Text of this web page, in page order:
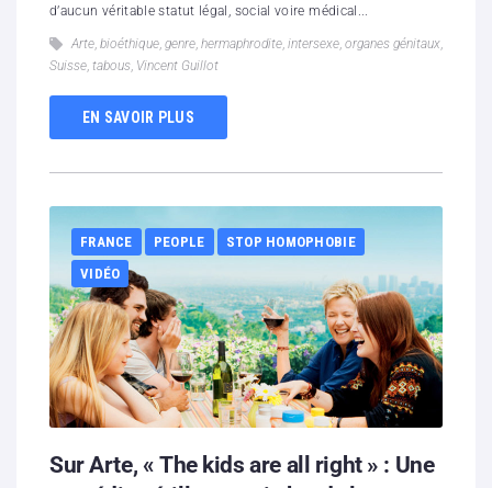
d’aucun véritable statut légal, social voire médical...
Arte, bioéthique, genre, hermaphrodite, intersexe, organes génitaux,
Suisse, tabous, Vincent Guillot
EN SAVOIR PLUS
FRANCE PEOPLE
STOP HOMOPHOBIE
VIDÉO
Sur Arte, « The kids are all right » : Une